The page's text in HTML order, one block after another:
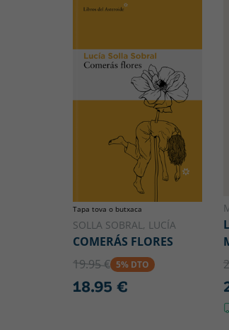
Tapa tova o butxaca
SOLLA SOBRAL, LUCÍA
COMERÁS FLORES
19.95 € 5% DTO
18.95 €